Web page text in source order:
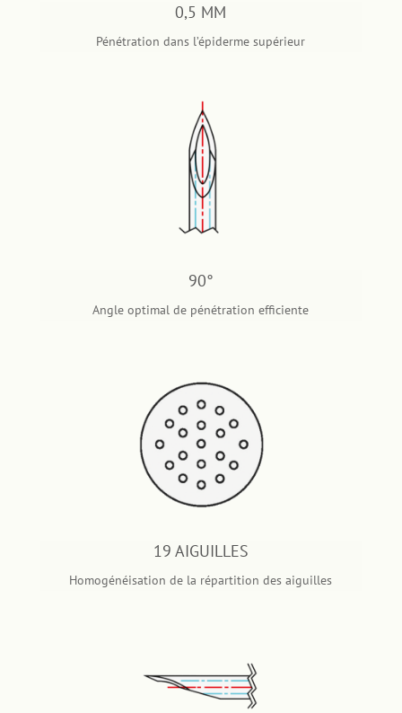
0,5 MM
Pénétration dans l’épiderme supérieur
90°
Angle optimal de pénétration efficiente
19 AIGUILLES
Homogénéisation de la répartition des aiguilles